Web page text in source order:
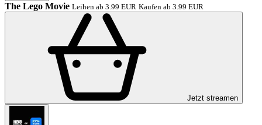
The Lego Movie Leihen ab 3.99 EUR Kaufen ab 3.99 EUR
Jetzt streamen